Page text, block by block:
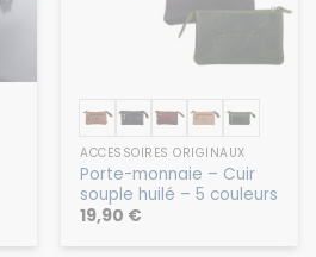
ACCESSOIRES ORIGINAUX
Porte-monnaie – Cuir
souple huilé – 5 couleurs
19,90 €